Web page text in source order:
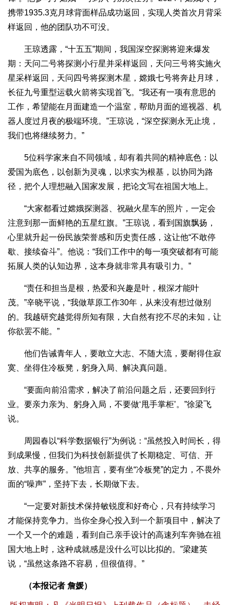
携带1935.3克月球背面样品成功返回，实现人类首次月背采
样返回，他的团队功不可没。
王琼透露，“十五五”期间，我国深空探测将迎来爆发
期：天问二号将探测小行星并采样返回，天问三号将实施火
星采样返回，天问四号将探测木星，嫦娥七号将奔赴月球，
长征九号重型运载火箭将实现首飞。“我还有一项有意思的
工作，希望能在月面建造一个温室，帮助月面的巡视器、机
器人度过月夜的极端环境。”王琼说，“深空探测永无止境，
我们也将继续努力。”
5位科学家来自不同领域，却有着共同的精神底色：以
爱国为底色，以创新为灵魂，以求实为根基，以协同为路
径，把个人理想融入国家发展，把论文写在祖国大地上。
“大家都看过嫦娥探测器、祝融火星车的照片，一定会
注意到那一面鲜艳的五星红旗。”王琼说，看到国旗飘扬，
心里就升起一份民族荣誉感和历史责任感，这让他“不敢停
歇、接续奋斗”。他说：“我们工作中的每一项突破都有可能
拓展人类的认知边界，这本身就非常具有吸引力。”
“责任和担当是根，热爱和兴趣是叶，根深才能叶
茂。”辛晓平说，“我做草原工作30年，从来没有想过做别
的。我越研究越觉得所知有限，大自然有挖不尽的未知，让
你欲罢不能。”
他们告诫青年人，要敢立大志、不随大流，要耐得住寂
寞、坐得住冷板凳，躬身入局、解决真问题。
“要面向前沿需求，解决了前沿问题之后，还要回到行
业。要亲力亲为、躬身入局，不要做‘甩手掌柜’。”徐梁飞
说。
周园春以“科学数据银行”为例说：“虽然投入时间长，得
到成果慢，但我们为科技创新提供了长期稳定、可信、开
放、共享的服务。”他坦言，要有坐“冷板凳”的定力，不畏外
面的“噪声”，坚持下去，长期做下去。
“一定要对新技术保持敏锐度和好奇心，只有持续学习
才能保持竞争力。当你全身心投入到一个新项目中，解决了
一个又一个的难题，看到自己亲手设计的高速列车奔驰在祖
国大地上时，这种成就感是没什么可以比拟的。”梁建英
说，“虽然这条路不容易，但很值得。”
（本报记者 詹媛）